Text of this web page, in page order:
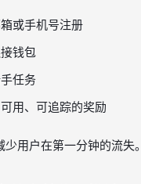
或手机号注册
钱包
任务
用、可追踪的奖励
用户在第一分钟的流失。